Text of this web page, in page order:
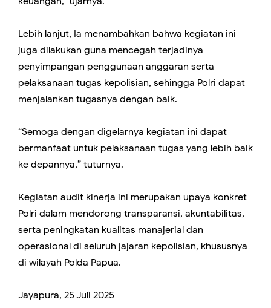
Lebih lanjut, Ia menambahkan bahwa kegiatan ini
juga dilakukan guna mencegah terjadinya
penyimpangan penggunaan anggaran serta
pelaksanaan tugas kepolisian, sehingga Polri dapat
menjalankan tugasnya dengan baik.
“Semoga dengan digelarnya kegiatan ini dapat
bermanfaat untuk pelaksanaan tugas yang lebih baik
ke depannya,” tuturnya.
Kegiatan audit kinerja ini merupakan upaya konkret
Polri dalam mendorong transparansi, akuntabilitas,
serta peningkatan kualitas manajerial dan
operasional di seluruh jajaran kepolisian, khususnya
di wilayah Polda Papua.
Jayapura, 25 Juli 2025